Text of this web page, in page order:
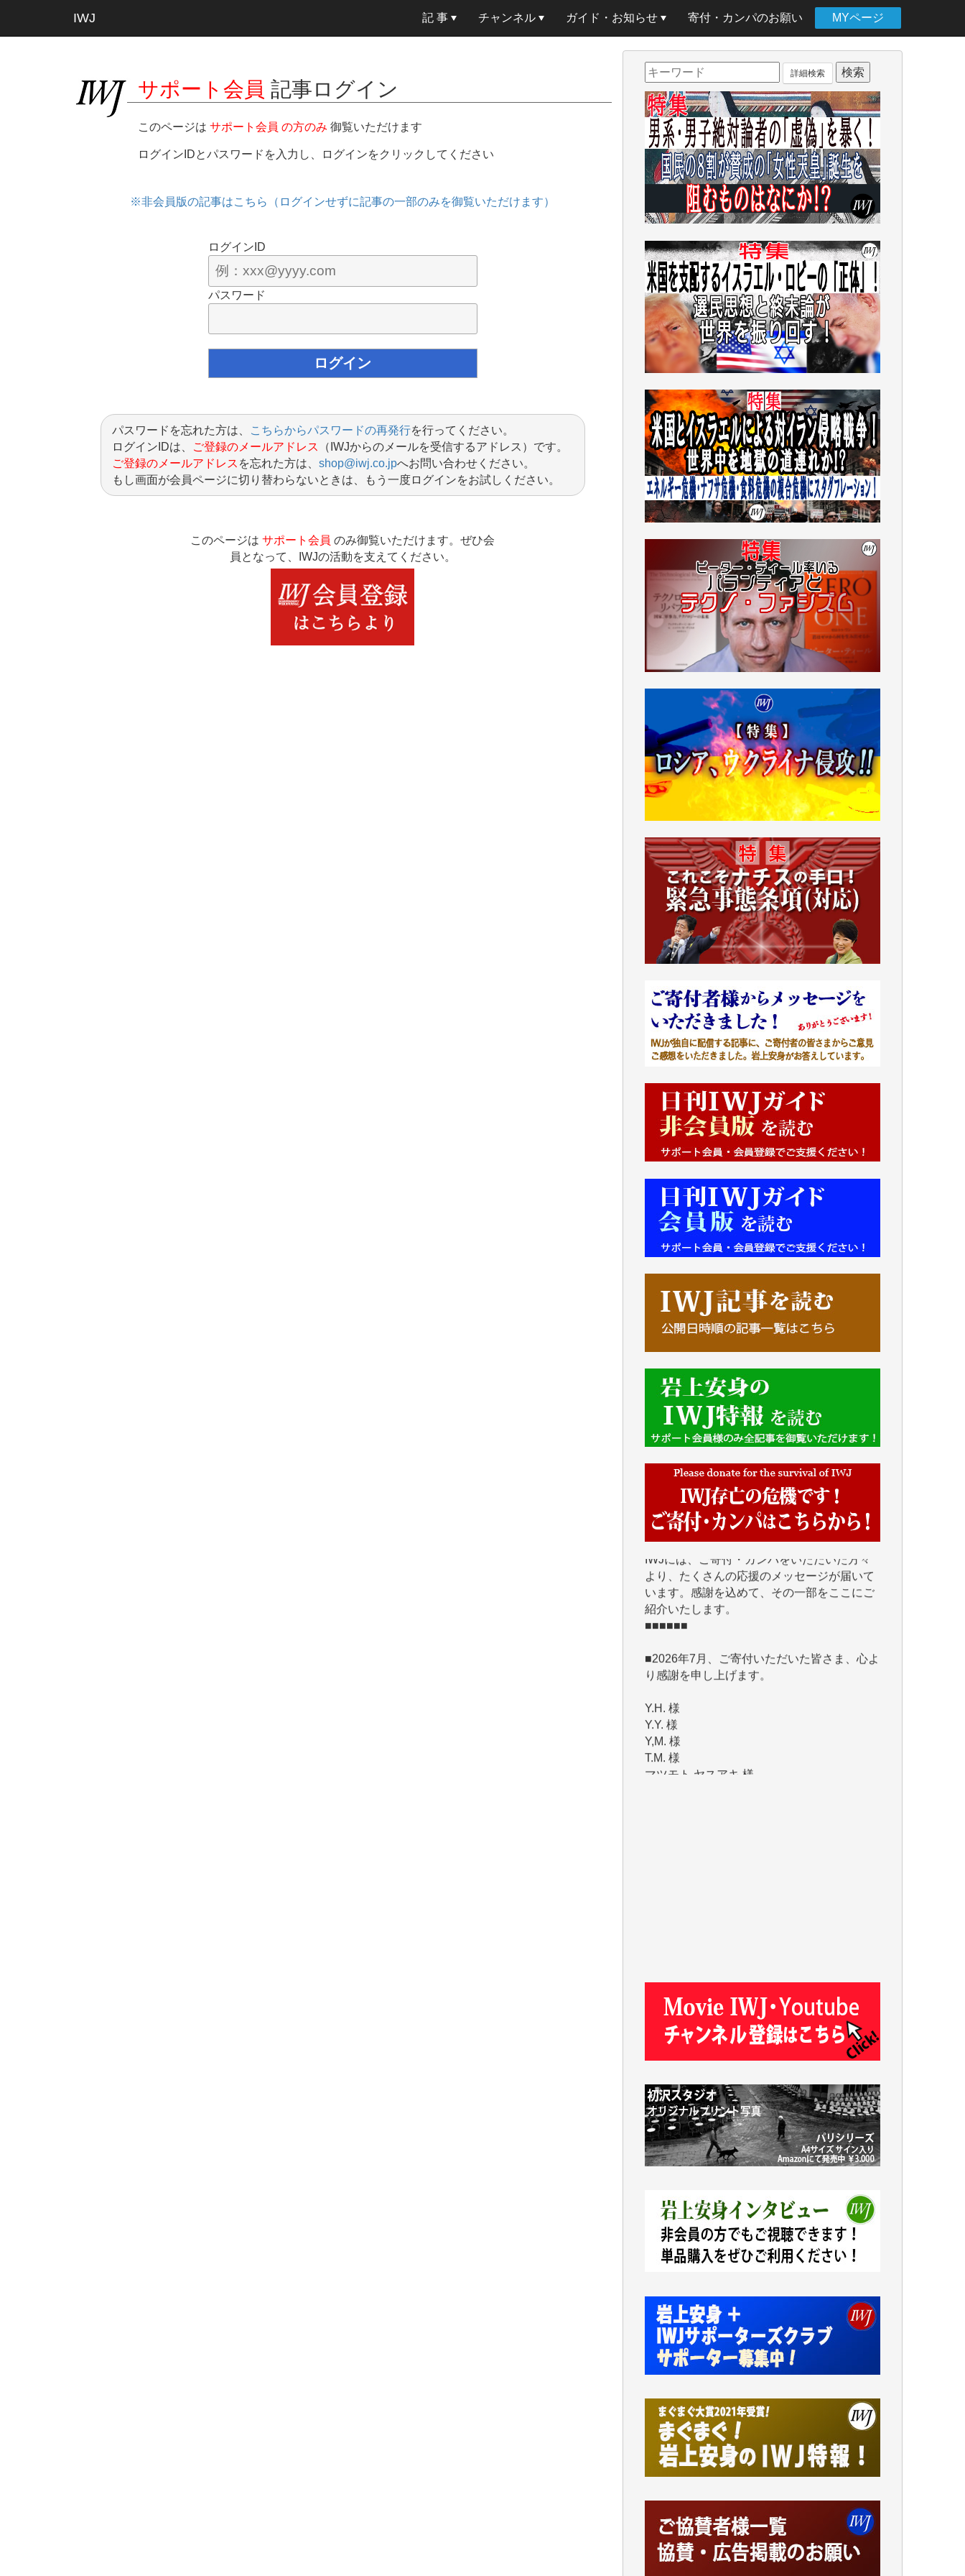
IWJ 記 事 チャンネル ガイド・お知らせ 寄付・カンパのお願い MYページ
サポート会員 記事ログイン
このページは サポート会員 の方のみ 御覧いただけます
ログインIDとパスワードを入力し、ログインをクリックしてください
※非会員版の記事はこちら（ログインせずに記事の一部のみを御覧いただけます）
ログインID
パスワード
パスワードを忘れた方は、 こちらからパスワードの再発行を行ってください。
ログインIDは、
ご登録のメールアドレス （IWJからのメールを受信するアドレス）です。
ご登録のメールアドレス を忘れた方は、 shop@iwj.co.jpへお問い合わせください。
もし画面が会員ページに切り替わらないときは、もう一度ログインをお試しください。
このページは サポート会員 のみ御覧いただけます。ぜひ会
員となって、IWJの活動を支えてください。
詳細検索
■■■■■■
IWJには、ご寄付・カンパをいただいた方々
より、たくさんの応援のメッセージが届いて
います。感謝を込めて、その一部をここにご
紹介いたします。
■■■■■■
■2026年7月、ご寄付いただいた皆さま、心よ
Y.H. 様
Y,M. 様
T.M. 様
マツモト ヤスアキ 様
マシオン 恵美香 様
岩井 祐子 様
ASAKO TAKAESU 様
マシオン恵美香 様
平野智生 様
山本賢二 様
徳山匡 様
金 盛起 様
塩川 晃平 様
松本益美 様
井出 隆太 様
藤田英之 様
藤岡比左志 様
井出 隆太 様
小池説夫 様
諸般の事情によりIWJ会費払えず今は非会員
です。市民側に立つ講演会にIWJのカメラマ
ンをよく拝見しております。コンテンツが失
われるのはあまりにもったいない。少しでも
お役立てください。（H.O.様）
今日、僅かですがカンパしました。（T.M.
様）
今日、僅かですがカンパしました。IWJの危
かねてよりIWJが発してきた膨大な取材記事
や解説記事、そして各界の方々とのインタビ
ューは大袈裟ではなく、極めて重要な知的財